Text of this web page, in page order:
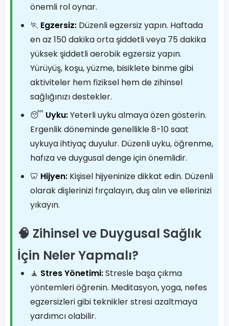
önemli rol oynar.
🏃 Egzersiz: Düzenli egzersiz yapın. Haftada
en az 150 dakika orta şiddetli veya 75 dakika
yüksek şiddetli aerobik egzersiz yapın.
Yürüyüş, koşu, yüzme, bisiklete binme gibi
aktiviteler hem fiziksel hem de zihinsel
sağlığınızı destekler.
😴 Uyku:Yeterli uyku almaya özen gösterin.
Ergenlik döneminde genellikle 8-10 saat
uykuya ihtiyaç duyulur. Düzenli uyku, öğrenme,
hafıza ve duygusal denge için önemlidir.
🦷 Hijyen: Kişisel hijyeninize dikkat edin. Düzenli
olarak dişlerinizi fırçalayın, duş alın ve ellerinizi
yıkayın.
🧠 Zihinsel ve Duygusal Sağlık
İçin Neler Yapmalı?
🧘 Stres Yönetimi:Stresle başa çıkma
yöntemleri öğrenin. Meditasyon, yoga, nefes
egzersizleri gibi teknikler stresi azaltmaya
yardımcı olabilir.